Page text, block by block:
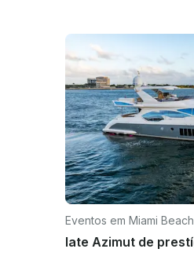
Eventos em Miami Beach